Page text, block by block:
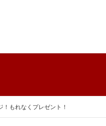
！もれなくプレゼント！